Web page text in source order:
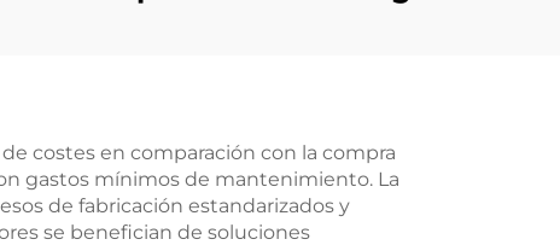
de
de aguas
subterráneas y
fluviales, con
costes en comparación con la compra
gastos mínimos de mantenimiento. La
de fabricación estandarizados y
se benefician de soluciones